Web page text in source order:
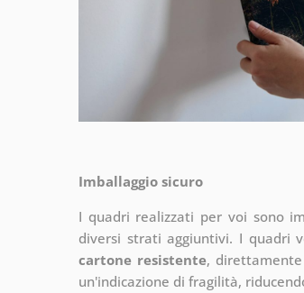
Imballaggio sicuro
I quadri realizzati per voi sono
diversi strati aggiuntivi. I quadri
cartone resistente, direttamente
un'indicazione di fragilità,